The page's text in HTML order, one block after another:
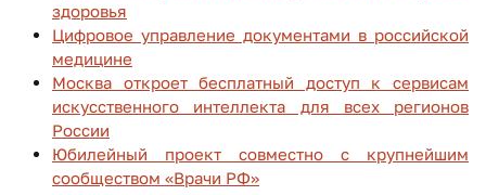
здоровья
Цифровое управление документами в российской
медицине
Москва откроет бесплатный доступ к сервисам
искусственного интеллекта для всех регионов
России
Юбилейный проект совместно с крупнейшим
сообществом «Врачи РФ»